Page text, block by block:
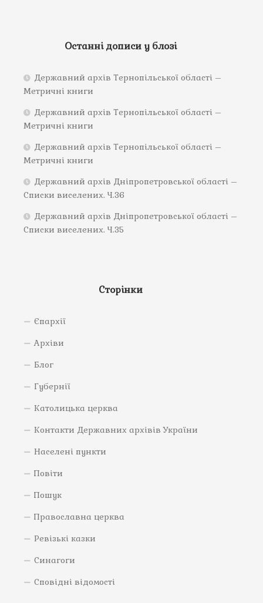
Останні дописи у блозі
Державний архів Тернопільської області –
Метричні книги
Державний архів Тернопільської області –
Метричні книги
Державний архів Тернопільської області –
Метричні книги
Державний архів Дніпропетровської області –
Списки виселених. Ч.36
Державний архів Дніпропетровської області –
Списки виселених. Ч.35
Сторінки
Єпархії
Архіви
Блог
Губернії
Католицька церква
Контакти Державних архівів України
Населені пункти
Повіти
Пошук
Православна церква
Ревізькі казки
Синагоги
Сповідні відомості